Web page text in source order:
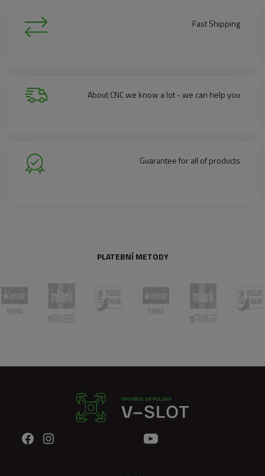
Fast Shipping
About CNC we know a lot - we can help you
Guarantee for all of products
PLATEBNÍ METODY